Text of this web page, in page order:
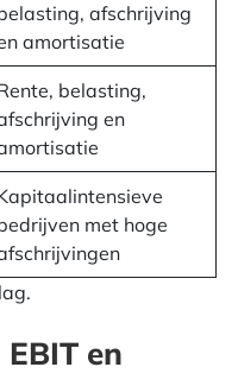
afschrijving
amortisatie
belasting,
en
met hoge
en